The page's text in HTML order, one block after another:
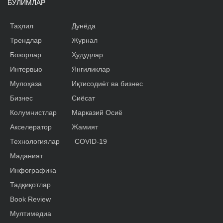
БЎЛИМЛАР
Таҳлил
Трендлар
Бозорлар
Интервью
Мулоҳаза
Бизнес
Колумнистлар
Акселератор
Дунёда
Журнал
Ҳудудлар
Янгиликлар
Иқтисодиёт ва бизнес
Сиёсат
Марказий Осиё
Жамият
Технологиялар
Маданият
Инфографика
Тадқиқотлар
Book Review
Мултимедиа
COVID-19